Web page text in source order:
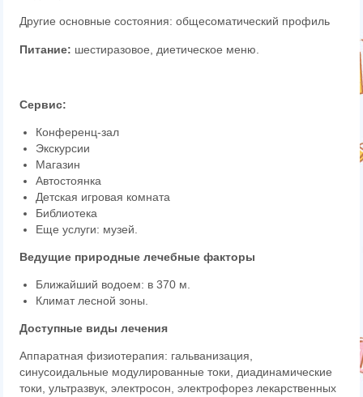
Другие основные состояния: общесоматический профиль
Питание: шестиразовое, диетическое меню
Сервис:
Конференц-зал
Экскурсии
Магазин
Автостоянка
Детская игровая комната
Библиотека
Еще услуги: музей.
Ведущие природные лечебные факторы
Ближайший водоем: в 370 м.
Климат лесной зоны.
Доступные виды лечения
Аппаратная физиотерапия: гальванизация,
синусоидальные модулированные токи, диадинамические
токи, ультразвук, электросон, электрофорез лекарственных